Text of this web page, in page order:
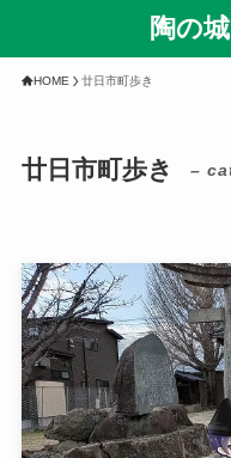
陶の
HOME 廿日市町歩き
廿日市町歩き –